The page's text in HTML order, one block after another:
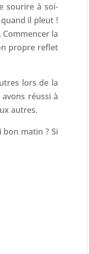
sourire à soi-
il pleut !
la
propre reflet
lors de la
réussi à
autres.
bon matin ? Si